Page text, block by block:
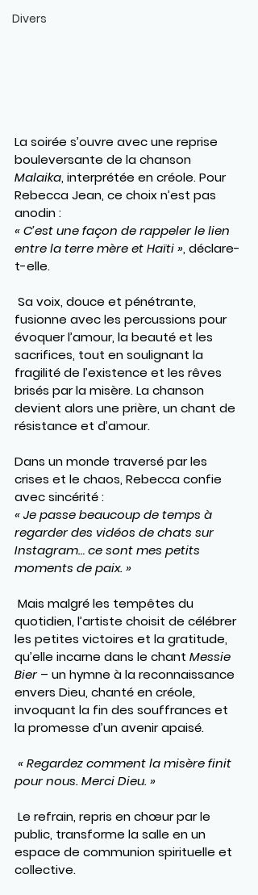
Divers
La soirée s’ouvre avec une reprise
bouleversante de la chanson
Malaika, interprétée en créole. Pour
Rebecca Jean, ce choix n’est pas
anodin :
« C’est une façon de rappeler le lien
entre la terre mère et Haïti », déclare-
t-elle.
Sa voix, douce et pénétrante,
fusionne avec les percussions pour
évoquer l’amour, la beauté et les
sacrifices, tout en soulignant la
fragilité de l’existence et les rêves
brisés par la misère. La chanson
devient alors une prière, un chant de
résistance et d’amour.
Dans un monde traversé par les
crises et le chaos, Rebecca confie
avec sincérité :
« Je passe beaucoup de temps à
regarder des vidéos de chats sur
Instagram… ce sont mes petits
moments de paix. »
Mais malgré les tempêtes du
quotidien, l’artiste choisit de célébrer
les petites victoires et la gratitude,
qu’elle incarne dans le chant Messie
Bier – un hymne à la reconnaissance
envers Dieu, chanté en créole,
invoquant la fin des souffrances et
la promesse d’un avenir apaisé.
« Regardez comment la misère finit
pour nous. Merci Dieu. »
Le refrain, repris en chœur par le
public, transforme la salle en un
espace de communion spirituelle et
collective.